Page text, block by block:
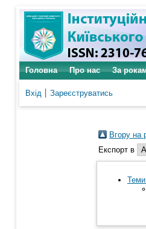
Головна Про нас За
Вхід Зареєструватись
Вгору на
Експорт в
Теми